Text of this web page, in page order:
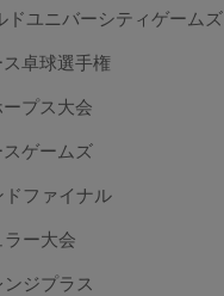
ドユニバーシティゲームズ
卓球選手権
プス大会
ゲームズ
ドファイナル
ラー大会
ジプラス